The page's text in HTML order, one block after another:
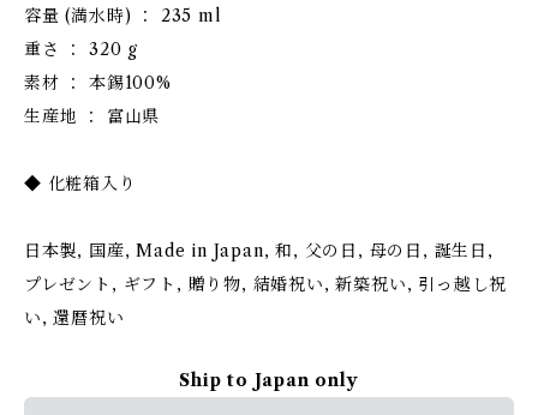
容量 (満水時) ： 235 ml
重さ ： 320 g
素材 ： 本錫100%
生産地 ： 富山県
◆ 化粧箱入り
日本製, 国産, Made in Japan, 和, 父の日, 母の日, 誕生日,
プレゼント, ギフト, 贈り物, 結婚祝い, 新築祝い, 引っ越し祝
い, 還暦祝い
Ship to Japan only